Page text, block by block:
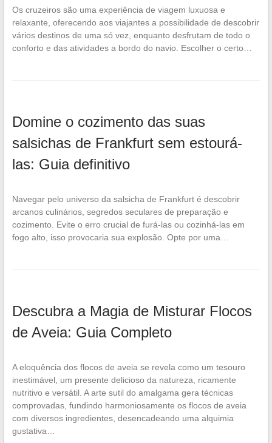
Os cruzeiros são uma experiência de viagem luxuosa e
relaxante, oferecendo aos viajantes a possibilidade de descobrir
vários destinos de uma só vez, enquanto desfrutam de todo o
conforto e das atividades a bordo do navio. Escolher o certo…
Domine o cozimento das suas
salsichas de Frankfurt sem estourá-
las: Guia definitivo
Navegar pelo universo da salsicha de Frankfurt é descobrir
arcanos culinários, segredos seculares de preparação e
cozimento. Evite o erro crucial de furá-las ou cozinhá-las em
fogo alto, isso provocaria sua explosão. Opte por uma…
Descubra a Magia de Misturar Flocos
de Aveia: Guia Completo
A eloquência dos flocos de aveia se revela como um tesouro
inestimável, um presente delicioso da natureza, ricamente
nutritivo e versátil. A arte sutil do amalgama gera técnicas
comprovadas, fundindo harmoniosamente os flocos de aveia
com diversos ingredientes, desencadeando uma alquimia
gustativa…